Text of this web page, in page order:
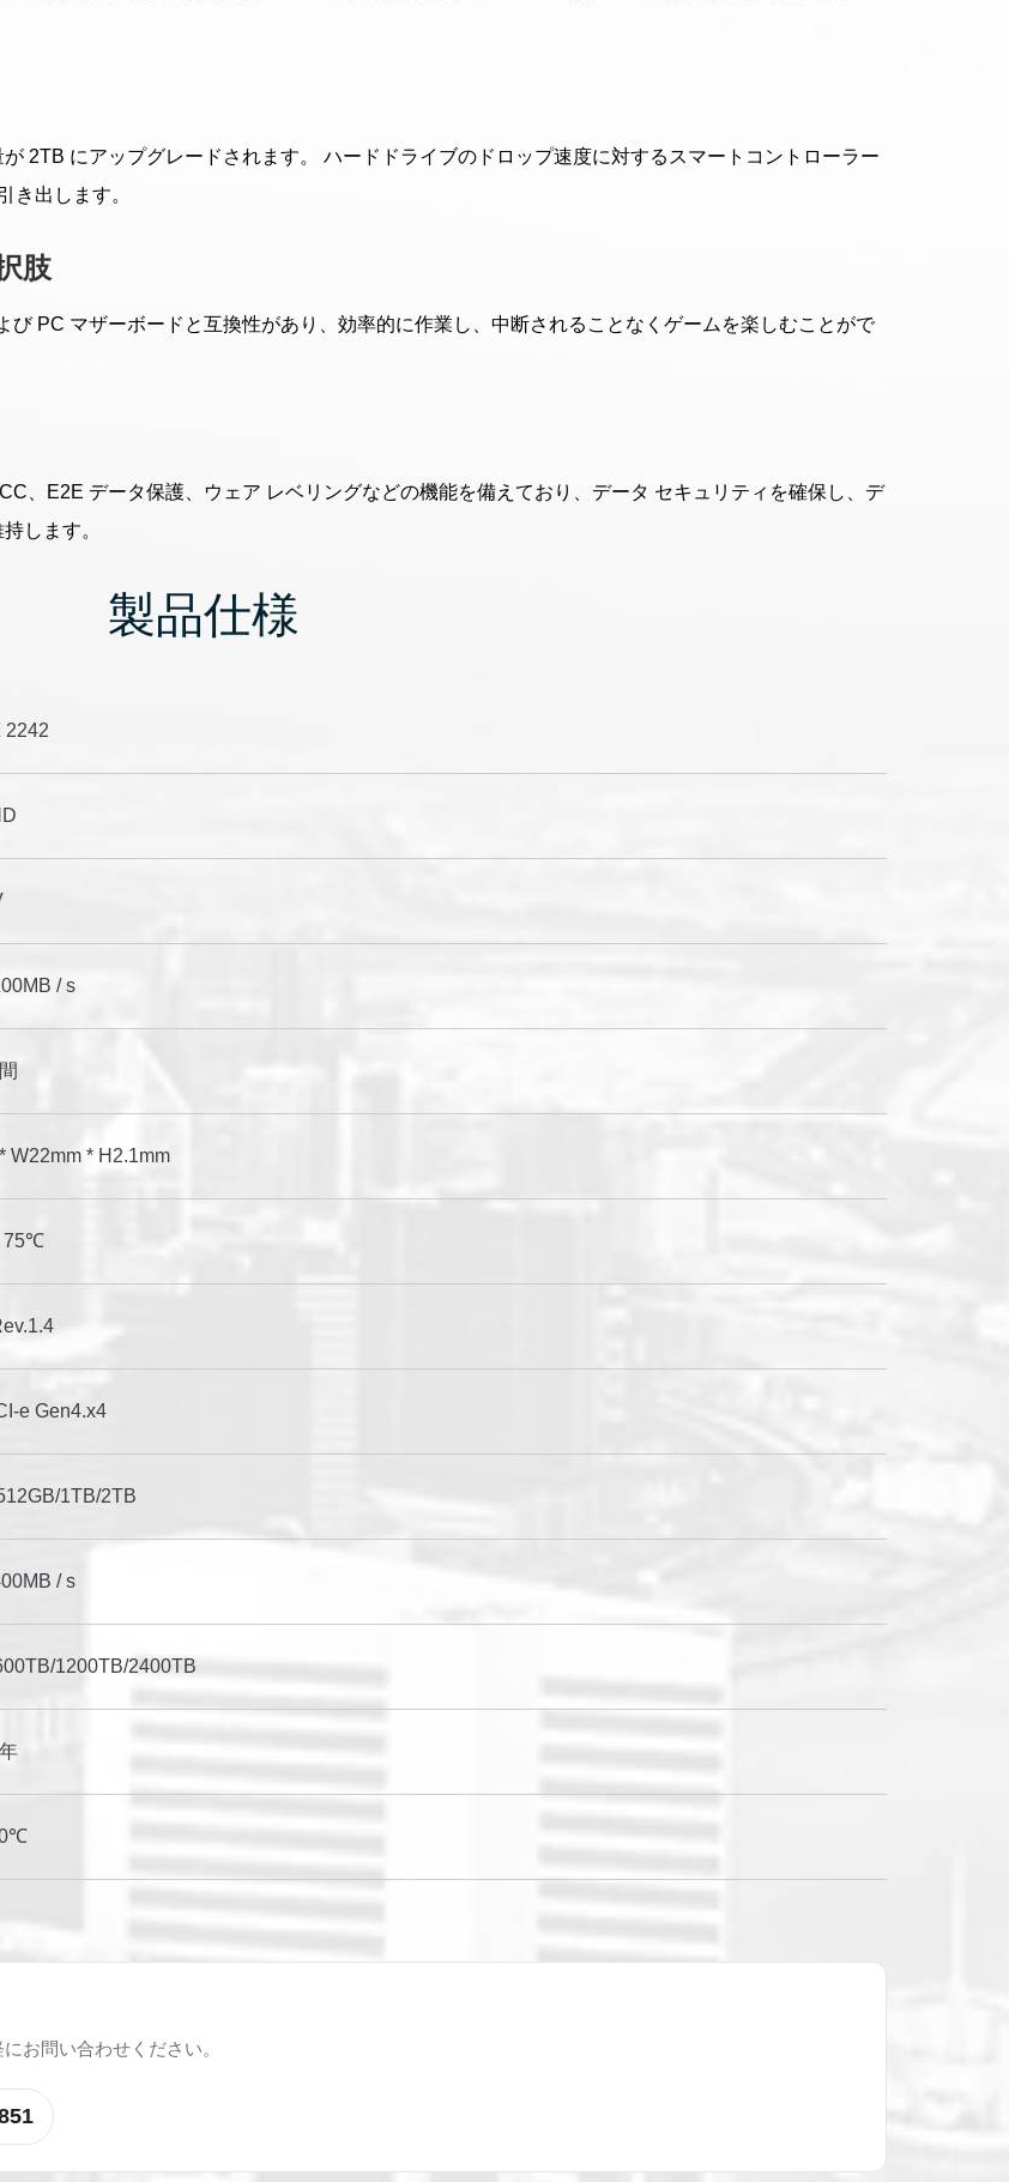
2TB にアップグレードされます。 ハードドライブのドロップ速度に対するスマートコントローラー
き出します。
肢
PC マザーボードと互換性があり、効率的に作業し、中断されることなくゲームを楽しむことがで
、E2E データ保護、ウェア レベリングなどの機能を備えており、データ セキュリティを確保し、デ
します。
製品仕様
2242
/ s
W22mm * H2.1mm
75℃
e Gen4.x4
1TB/2TB
/ s
1200TB/2400TB
お問い合わせください。